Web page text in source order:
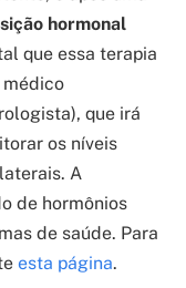
hormonal
que essa terapia
médico
que irá
os níveis
A
de hormônios
de saúde. Para
esta página.